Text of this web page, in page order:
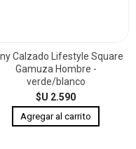
Calzado Lifestyle Square
Gamuza Hombre -
verde/blanco
$U 2.590